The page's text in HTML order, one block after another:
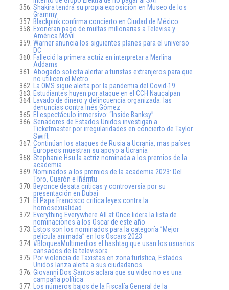
Shakira tendrá su propia exposición en Museo de los
Grammy
Blackpink confirma concierto en Ciudad de México
Exoneran pago de multas millonarias a Televisa y
América Móvil
Warner anuncia los siguientes planes para el universo
DC
Falleció la primera actriz en interpretar a Merlina
Addams
Abogado solicita alertar a turistas extranjeros para que
no utilicen el Metro
La OMS sigue alerta por la pandemia del Covid-19
Estudiantes huyen por ataque en el CCH Naucalpan
Lavado de dinero y delincuencia organizada: las
denuncias contra Inés Gómez
El espectáculo inmersivo: “Inside Banksy”
Senadores de Estados Unidos investigan a
Ticketmaster por irregularidades en concierto de Taylor
Swift
Continúan los ataques de Rusia a Ucrania, mas países
Europeos muestran su apoyo a Ucrania
Stephanie Hsu la actriz nominada a los premios de la
academia
Nominados a los premios de la academia 2023: Del
Toro, Cuarón e Iñárritu
Beyonce desata críticas y controversia por su
presentación en Dubai
El Papa Francisco critica leyes contra la
homosexualidad
Everything Everywhere All at Once lidera la lista de
nominaciones a los Oscar de este año
Estos son los nominados para la categoría ”Mejor
película animada” en los Oscars 2023
#BloqueaMultimedios el hashtag que usan los usuarios
cansados de la televisora
Por violencia de Taxistas en zona turística, Estados
Unidos lanza alerta a sus ciudadanos
Giovanni Dos Santos aclara que su video no es una
campaña política
Los números bajos de la Fiscalía General de la